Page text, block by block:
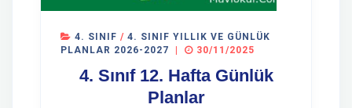
4. SINIF / 4. SINIF YILLIK VE GÜNLÜK
PLANLAR 2026-2027
30/11/2025
4. Sınıf 12. Hafta Günlük
Planlar